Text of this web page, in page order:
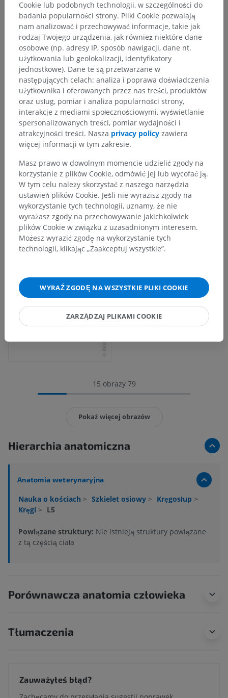
15 obrazy 79
Pokaż więcej obrazów
Hierarchia anatomiczna
Anatomia weterynaryjna
Nauka o kościach > Szkielet osiowy > Kręgosłup >
Kręgi > L5
Powiązane struktury: Nie istnieją struktury powiązane
z tą częścią ciała
Porównawcza anatomia człowieka
Tłumaczenia
Zauważyłeś błąd?
Cookie lub podobnych technologii, w szczególności do
badania popularności strony. Pliki Cookie pozwalają
nam analizować i przechowywać informacje, takie jak
rodzaj Twojego urządzenia, jak również niektóre dane
osobowe (np. adresy IP, sposób nawigacji, dane nt.
użytkowania lub geolokalizacji, identyfikatory
jednostkowe). Dane te są przetwarzane w
następujących celach: analiza i poprawa doświadczenia
użytkownika i oferowanych przez nas treści, produktów
oraz usług, pomiar i analiza popularności strony,
interakcje z mediami społecznościowymi, wyświetlanie
spersonalizowanych treści, pomiar wydajności i
atrakcyjności treści. Nasza privacy policy zawiera
więcej informacji w tym zakresie.
Masz prawo w dowolnym momencie udzielić zgody na
korzystanie z plików Cookie, odmówić jej lub wycofać ją.
W tym celu należy skorzystać z naszego narzędzia
ustawień plików Cookie. Jeśli nie wyrazisz zgody na
wykorzystanie tych technologii, uznamy, że nie
wyrażasz zgody na przechowywanie jakichkolwiek
plików Cookie w związku z uzasadnionym interesem.
Możesz wyrazić zgodę na wykorzystanie tych
technologii, klikając „Zaakceptuj wszystkie”.
WYRAŹ ZGODĘ NA WSZYSTKIE PLIKI COOKIE
ZARZĄDZAJ PLIKAMI COOKIE